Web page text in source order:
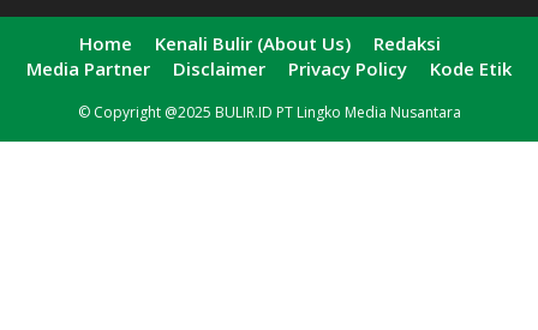
Home Kenali Bulir (About Us)
Redaksi
Media Partner
Disclaimer Privacy Policy Kode Etik
© Copyright @2025 BULIR.ID PT Lingko Media Nusantara